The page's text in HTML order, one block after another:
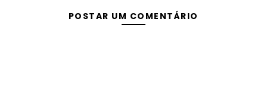
POSTAR UM COMENTÁRIO